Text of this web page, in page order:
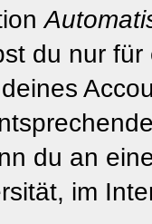
du nur
du an
im